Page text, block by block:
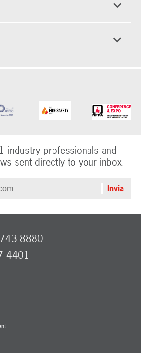
industry professionals and
sent directly to your inbox.
8880
4401